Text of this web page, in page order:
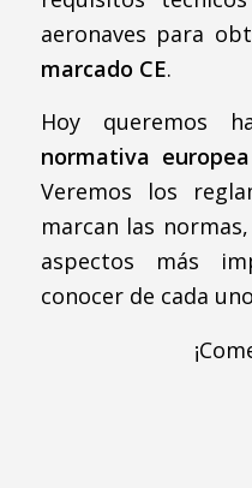
aeronaves para
marcado CE.
Hoy queremos
normativa
Veremos los
marcan las
aspectos más
conocer de cada